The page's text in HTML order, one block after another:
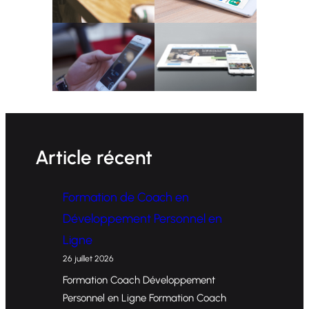
Article récent
Formation de Coach en
Développement Personnel en
Ligne
26 juillet 2026
Formation Coach Développement
Personnel en Ligne Formation Coach